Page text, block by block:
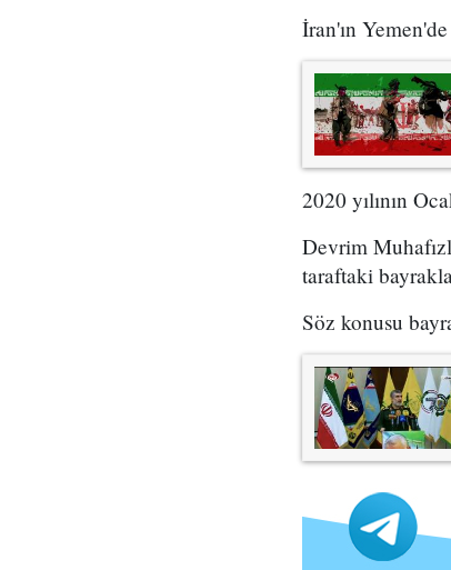
İran'ın
2020 yılının
Devrim
taraftaki
Söz konusu